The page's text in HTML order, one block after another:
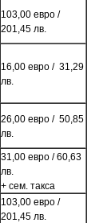
103,00 евро /
201,45 лв.
16,00 евро / 31,29
лв.
26,00 евро / 50,85
лв.
31,00 евро / 60,63
лв.
+ сем. такса
103,00 евро /
201,45 лв.